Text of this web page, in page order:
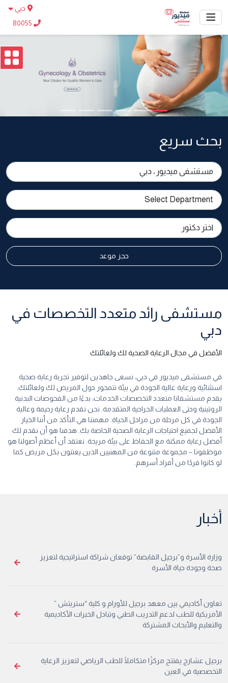
دبي
بحث سريع
حجز موعد
مستشفى رائد متعدد التخصصات في
دبي
الأفضل في مجال الرعاية الصحية لك ولعائلتك
في مستشفى ميديور في دبي، نسعى جاهدين لتوفير تجربة رعاية صحية
استثنائية ورعاية عالية الجودة في بيئة تتمحور حول المريض لك ولعائلتك.
يقدم مستشفانا متعدد التخصصات الخدمات، بدءًا من الفحوصات البدنية
الروتينية وحتى العمليات الجراحية المتقدمة. نحن نقدم رعاية رحيمة وعالية
الجودة في كل مرحلة من مراحل الحياة. مهمتنا هي التأكد من أننا الخيار
الأفضل لجميع احتياجات الرعاية الصحية الخاصة بك. هدفنا هو أن نقدم لك
أفضل رعاية ممكنة مع الحفاظ على بيئة مريحة. نعتقد أن أعظم أصولنا هو
موظفونا – مجموعة متنوعة من المهنيين الذين يعتنون بكل مريض كما
لو كانوا فردًا من أفراد أسرهم.
أخبار
وزارة الأسرة و”برجيل القابضة” توقعان شراكة استراتيجية لتعزيز
صحة وجودة حياة الأسرة
تعاون أكاديمي بين معهد برجيل للأورام و كلية “ستريتش ”
الأمريكية للطب لدعم التدريب الطبي وتبادل الخبرات الأكاديمية
والتعليم والأبحاث المشتركة
برجيل عشارج يفتتح مركزًا متكاملًا للطب الرياضي لتعزيز الرعاية
التخصصية في العين